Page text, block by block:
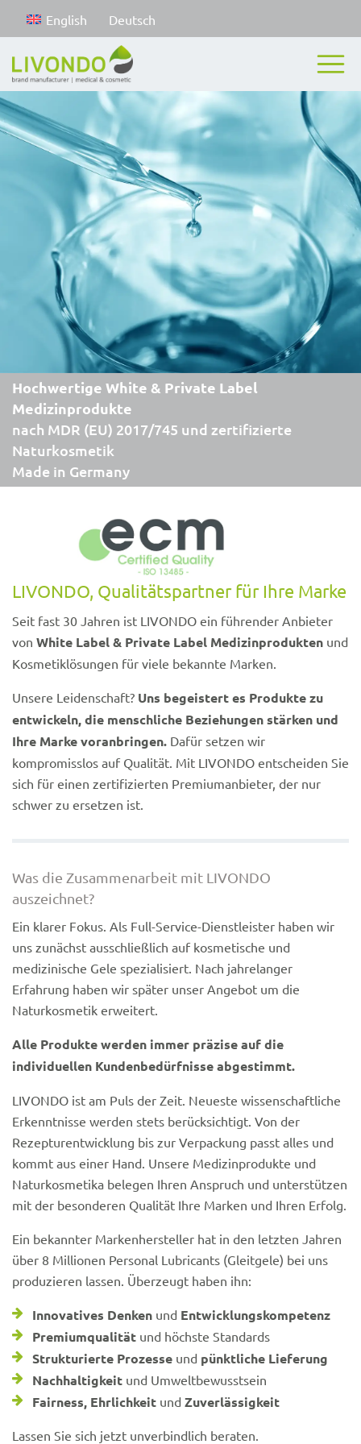
English Deutsch
Hochwertige White & Private Label
Medizinprodukte
nach MDR (EU) 2017/745 und zertifizierte
Naturkosmetik
Made in Germany
LIVONDO, Qualitätspartner für Ihre Marke
Seit fast 30 Jahren ist LIVONDO ein führender Anbieter
von White Label & Private Label Medizinprodukten und
Kosmetiklösungen für viele bekannte Marken.
Unsere Leidenschaft? Uns begeistert es Produkte zu
entwickeln, die menschliche Beziehungen stärken und
Ihre Marke voranbringen. Dafür setzen wir
kompromisslos auf Qualität. Mit LIVONDO entscheiden Sie
sich für einen zertifizierten Premiumanbieter, der nur
schwer zu ersetzen ist.
Was die Zusammenarbeit mit LIVONDO
auszeichnet?
Ein klarer Fokus. Als Full-Service-Dienstleister haben wir
uns zunächst ausschließlich auf kosmetische und
medizinische Gele spezialisiert. Nach jahrelanger
Erfahrung haben wir später unser Angebot um die
Naturkosmetik erweitert.
Alle Produkte werden immer präzise auf die
individuellen Kundenbedürfnisse abgestimmt.
LIVONDO ist am Puls der Zeit. Neueste wissenschaftliche
Erkenntnisse werden stets berücksichtigt. Von der
Rezepturentwicklung bis zur Verpackung passt alles und
kommt aus einer Hand. Unsere Medizinprodukte und
Naturkosmetika belegen Ihren Anspruch und unterstützen
mit der besonderen Qualität Ihre Marken und Ihren Erfolg.
Ein bekannter Markenhersteller hat in den letzten Jahren
über 8 Millionen Personal Lubricants (Gleitgele) bei uns
produzieren lassen. Überzeugt haben ihn:
Innovatives Denken und Entwicklungskompetenz
Premiumqualität und höchste Standards
Strukturierte Prozesse und pünktliche Lieferung
Nachhaltigkeit und Umweltbewusstsein
Fairness, Ehrlichkeit und Zuverlässigkeit
Lassen Sie sich jetzt unverbindlich beraten.